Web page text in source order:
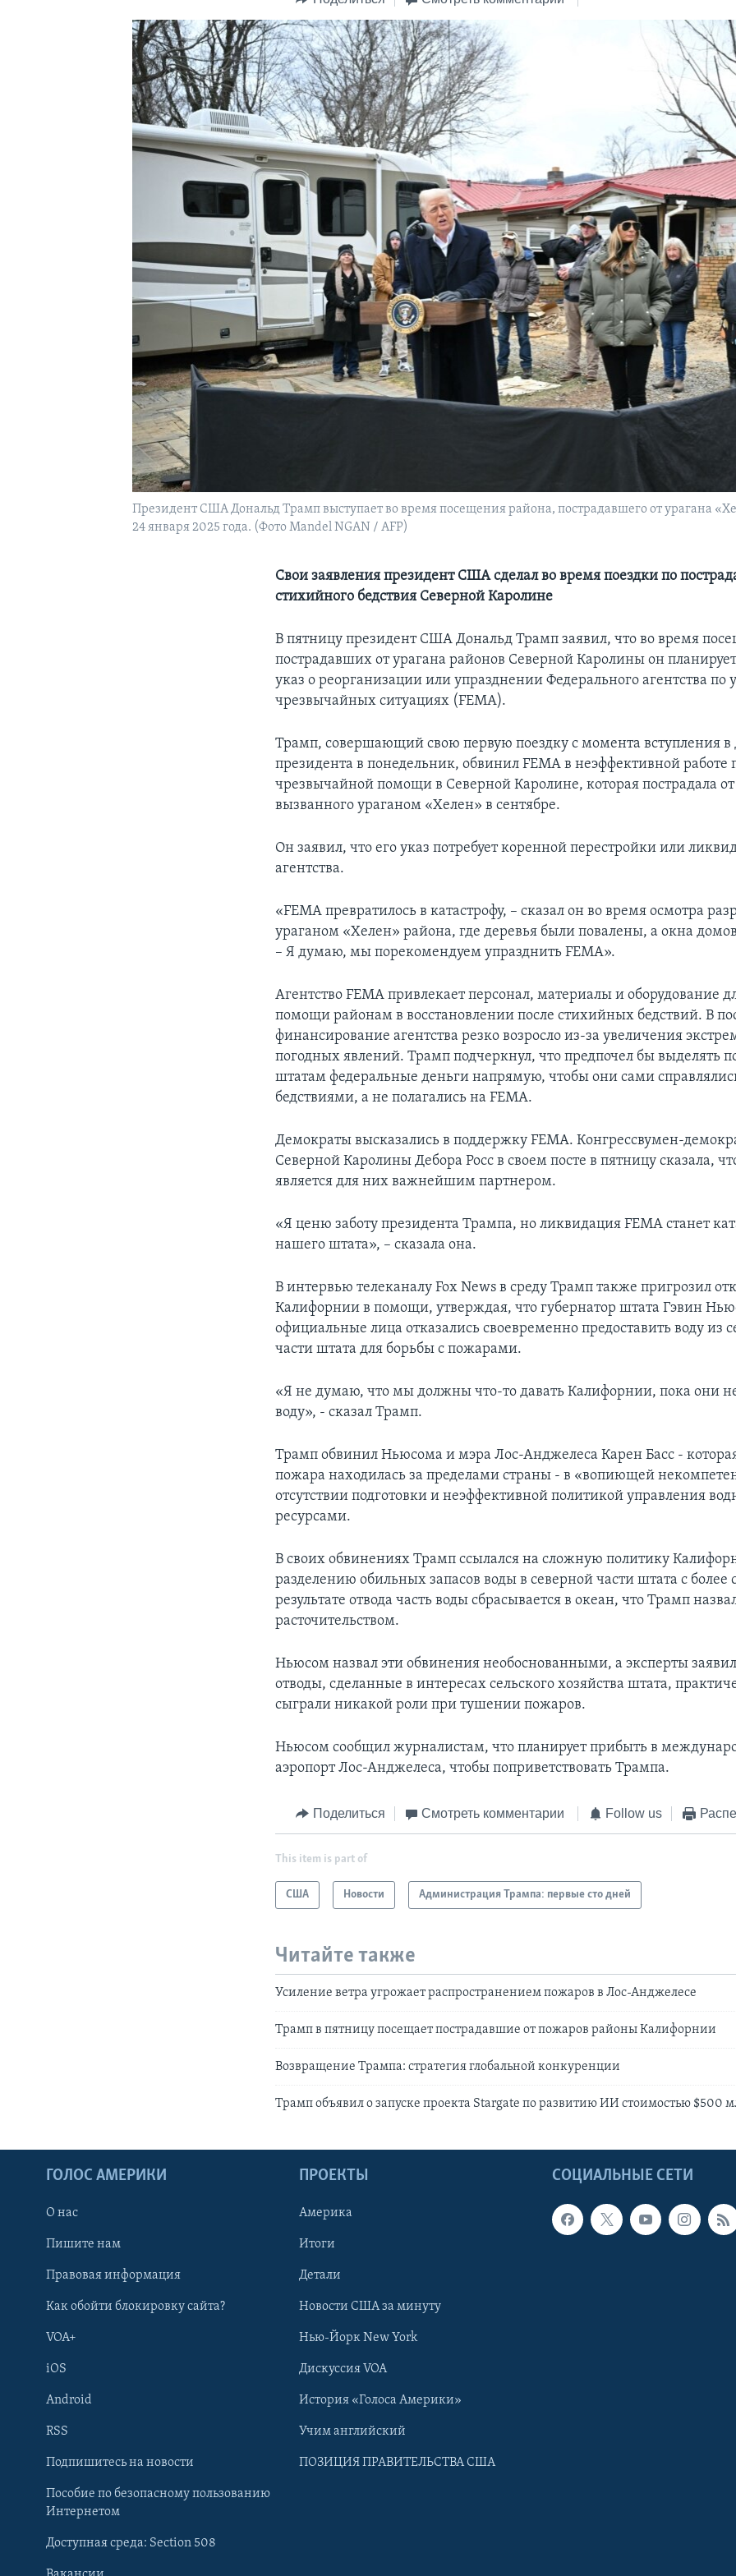
Learning English
Президент США Дональд Трамп выступает во время посещения района, пострадавшего от урагана
24 января 2025 года. (Фото Mandel NGAN / AFP)
Свои заявления президент США сделал во время поездки по
стихийного бедствия Северной Каролине
В пятницу президент США Дональд Трамп заявил, что во время
пострадавших от урагана районов Северной Каролины он
указ о реорганизации или упразднении Федерального агентства по
чрезвычайных ситуациях (FEMA).
Трамп, совершающий свою первую поездку с момента вступления в
президента в понедельник, обвинил FEMA в неэффективной работе
чрезвычайной помощи в Северной Каролине, которая пострадала
вызванного ураганом «Хелен» в сентябре.
Он заявил, что его указ потребует коренной перестройки или
агентства.
«FEMA превратилось в катастрофу, – сказал он во время осмотра
ураганом «Хелен» района, где деревья были повалены, а окна
– Я думаю, мы порекомендуем упразднить FEMA».
Агентство FEMA привлекает персонал, материалы и оборудование
помощи районам в восстановлении после стихийных бедствий. В
финансирование агентства резко возросло из-за увеличения
погодных явлений. Трамп подчеркнул, что предпочел бы выделять
штатам федеральные деньги напрямую, чтобы они сами
бедствиями, а не полагались на FEMA.
Демократы высказались в поддержку FEMA. Конгрессвумен-
Северной Каролины Дебора Росс в своем посте в пятницу сказала,
является для них важнейшим партнером.
«Я ценю заботу президента Трампа, но ликвидация FEMA станет
нашего штата», – сказала она.
В интервью телеканалу Fox News в среду Трамп также пригрозил
Калифорнии в помощи, утверждая, что губернатор штата Гэвин
официальные лица отказались своевременно предоставить воду из
части штата для борьбы с пожарами.
«Я не думаю, что мы должны что-то давать Калифорнии, пока они
воду», - сказал Трамп.
Трамп обвинил Ньюсома и мэра Лос-Анджелеса Карен Басс -
пожара находилась за пределами страны - в «вопиющей
отсутствии подготовки и неэффективной политикой управления
ресурсами.
В своих обвинениях Трамп ссылался на сложную политику
разделению обильных запасов воды в северной части штата с
результате отвода часть воды сбрасывается в океан, что Трамп
расточительством.
Ньюсом назвал эти обвинения необоснованными, а эксперты
отводы, сделанные в интересах сельского хозяйства штата,
сыграли никакой роли при тушении пожаров.
Ньюсом сообщил журналистам, что планирует прибыть в
аэропорт Лос-Анджелеса, чтобы поприветствовать Трампа.
Поделиться Смотреть комментарии Follow us
This item is part of
США Новости Администрация Трампа: первые сто дней
Читайте также
Усиление ветра угрожает распространением пожаров в Лос-Анджелесе
Трамп в пятницу посещает пострадавшие от пожаров районы Калифорнии
Возвращение Трампа: стратегия глобальной конкуренции
Трамп объявил о запуске проекта Stargate по развитию ИИ стоимостью $500
СОЦИАЛЬНЫЕ СЕТИ
ГОЛОС АМЕРИКИ
О нас
Пишите нам
Правовая информация
Как обойти блокировку сайта?
VOA+
iOS
Android
RSS
Подпишитесь на новости
Пособие по безопасному пользованию
Интернетом
Доступная среда: Section 508
ПРОЕКТЫ
Америка
Итоги
Детали
Новости США за минуту
Нью-Йорк New York
Дискуссия VOA
История «Голоса Америки»
Учим английский
ПОЗИЦИЯ ПРАВИТЕЛЬСТВА США